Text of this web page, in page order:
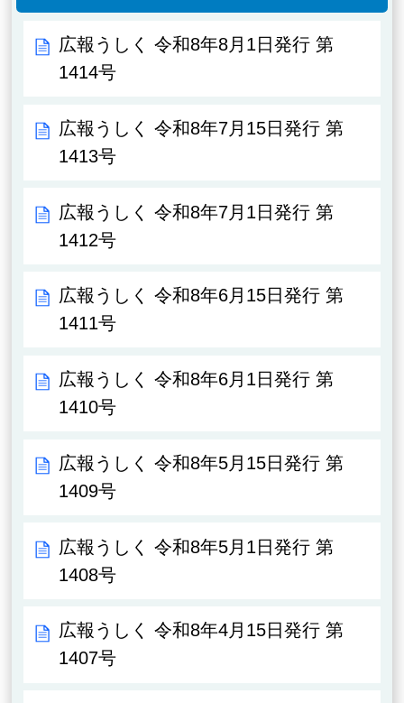
広報うしく 令和8年8月1日発行 第
1414号
広報うしく 令和8年7月15日発行 第
1413号
広報うしく 令和8年7月1日発行 第
1412号
広報うしく 令和8年6月15日発行 第
1411号
広報うしく 令和8年6月1日発行 第
1410号
広報うしく 令和8年5月15日発行 第
1409号
広報うしく 令和8年5月1日発行 第
1408号
広報うしく 令和8年4月15日発行 第
1407号